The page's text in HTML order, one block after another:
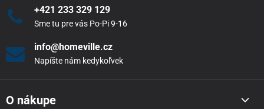
+421 233 329 129
Sme tu pre vás Po-Pi 9-16
info@homeville.cz
Napíšte nám kedykoľvek
O nákupe